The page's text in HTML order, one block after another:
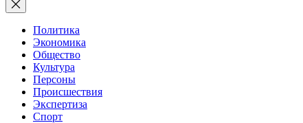
Политика
Экономика
Общество
Культура
Персоны
Происшествия
Экспертиза
Спорт